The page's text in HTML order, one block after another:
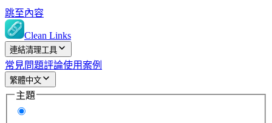
跳至內容
Clean Links
連結清理工具
常見問題評論使用案例
繁體中文
主題